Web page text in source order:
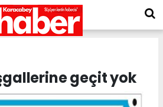
geçit yok